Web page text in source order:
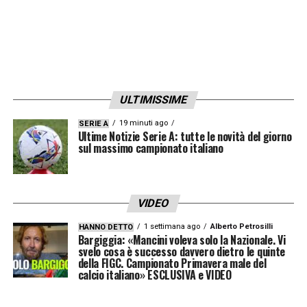
pericoloso, l’esterno di Ballardini semina il
panico in mezzo alla difesa viola, Pezzella
salva e spazza.
Fiorentina mette dentro un pallone troppo
lento, Perin controlla senza andare in
difficoltà.
22′ Gol della Fiorentina –Mancino in
ULTIMISSIME
SERIE A 19 minuti ago
Ultime Notizie Serie A: tutte le novità del giorno
sul massimo campionato italiano
VIDEO
HANNO DETTO 1 settimana ago Alberto Petrosilli
Bargiggia: «Mancini voleva solo la Nazionale. Vi
svelo cosa è successo davvero dietro le quinte
della FIGC. Campionato Primavera male del
calcio italiano» ESCLUSIVA e VIDEO